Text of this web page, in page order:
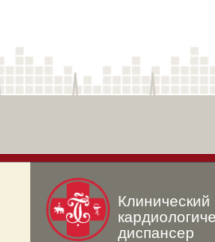
Клинический
диспансер